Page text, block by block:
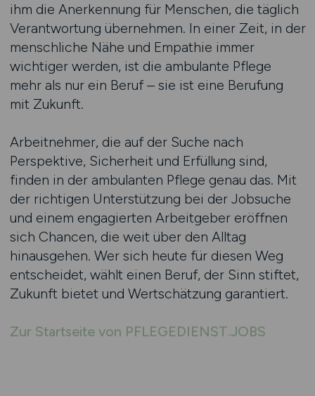
ihm die Anerkennung für Menschen, die täglich
Verantwortung übernehmen. In einer Zeit, in der
menschliche Nähe und Empathie immer
wichtiger werden, ist die ambulante Pflege
mehr als nur ein Beruf – sie ist eine Berufung
mit Zukunft.
Arbeitnehmer, die auf der Suche nach
Perspektive, Sicherheit und Erfüllung sind,
finden in der ambulanten Pflege genau das. Mit
der richtigen Unterstützung bei der Jobsuche
und einem engagierten Arbeitgeber eröffnen
sich Chancen, die weit über den Alltag
hinausgehen. Wer sich heute für diesen Weg
entscheidet, wählt einen Beruf, der Sinn stiftet,
Zukunft bietet und Wertschätzung garantiert.
Zur Startseite von PFLEGEDIENST.JOBS